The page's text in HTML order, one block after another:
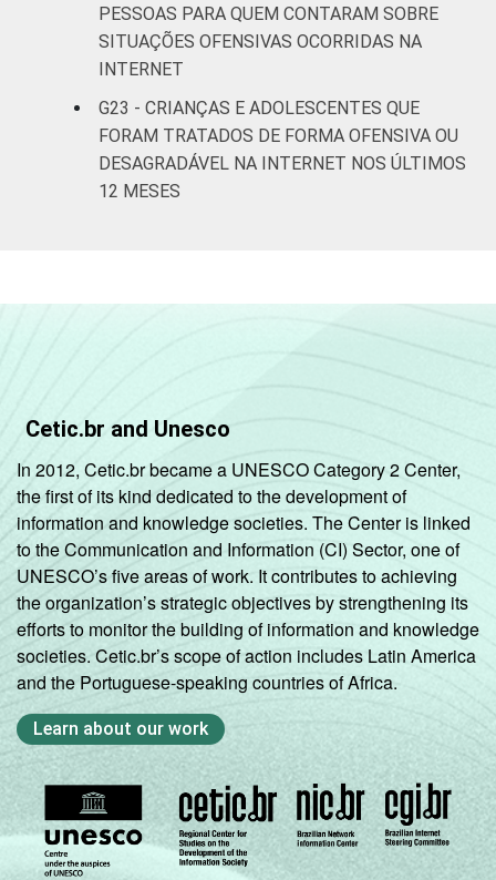
PESSOAS PARA QUEM CONTARAM SOBRE
SITUAÇÕES OFENSIVAS OCORRIDAS NA
INTERNET
G23 - CRIANÇAS E ADOLESCENTES QUE
FORAM TRATADOS DE FORMA OFENSIVA OU
DESAGRADÁVEL NA INTERNET NOS ÚLTIMOS
12 MESES
Cetic.br and Unesco
In 2012, Cetic.br became a UNESCO Category 2 Center,
the first of its kind dedicated to the development of
information and knowledge societies. The Center is linked
to the Communication and Information (CI) Sector, one of
UNESCO’s five areas of work. It contributes to achieving
the organization’s strategic objectives by strengthening its
efforts to monitor the building of information and knowledge
societies. Cetic.br’s scope of action includes Latin America
and the Portuguese-speaking countries of Africa.
Learn about our work